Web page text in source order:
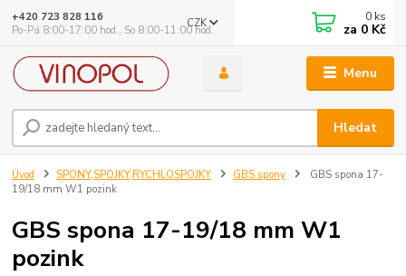
Menu
CZK
Hledat
+420 723 828 116
Po-Pá 8:00-17:00 hod., So 8:00-11:00 hod.
0 ks
za 0 Kč
Úvod SPONY,SPOJKY,RYCHLOSPOJKY GBS spony
GBS spona 17-
19/18 mm W1 pozink
GBS spona 17-19/18 mm W1
pozink